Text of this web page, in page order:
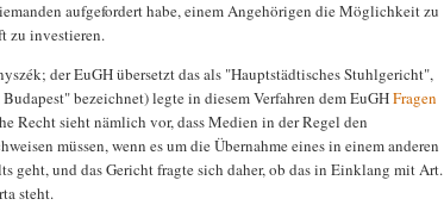
aufgefordert habe, einem Angehörigen die Möglichkeit zu
zu investieren.
der EuGH übersetzt das als "Hauptstädtisches Stuhlgericht",
bezeichnet) legte in diesem Verfahren dem EuGHFragen
Recht sieht nämlich vor, dass Medien in der Regel den
müssen, wenn es um die Übernahme eines in einem anderen
und das Gericht fragte sich daher, ob das in Einklang mit Art.
steht.